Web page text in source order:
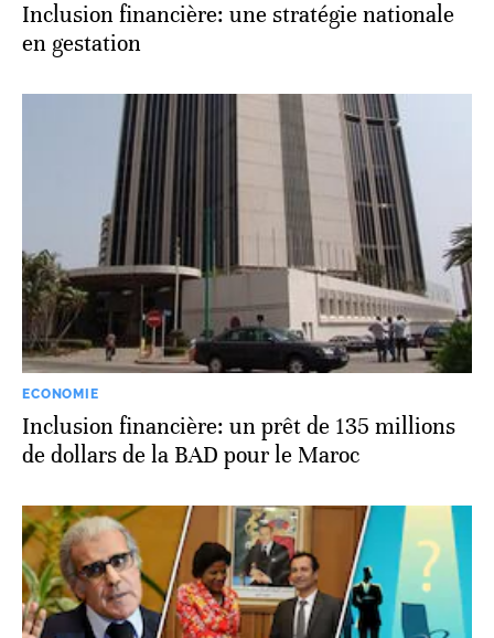
Inclusion financière: une stratégie nationale
en gestation
ECONOMIE
Inclusion financière: un prêt de 135 millions
de dollars de la BAD pour le Maroc